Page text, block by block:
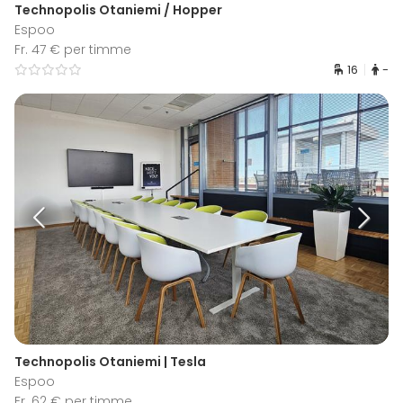
Technopolis Otaniemi / Hopper
Espoo
Fr. 47 € per timme
16 -
Technopolis Otaniemi | Tesla
Espoo